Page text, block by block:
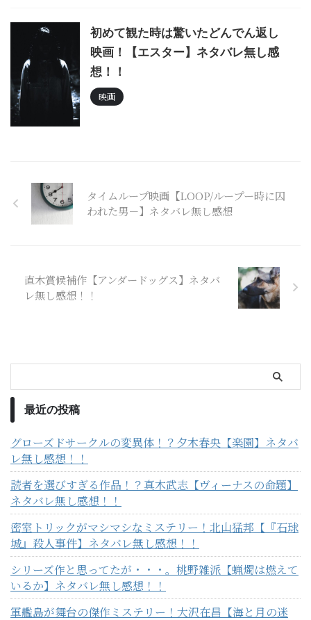
初めて観た時は驚いたどんでん返し
映画！【エスター】ネタバレ無し感
想！！
映画
タイムループ映画【LOOP/ループー時に囚
われた男－】ネタバレ無し感想
直木賞候補作【アンダードッグス】ネタバ
レ無し感想！！
最近の投稿
グローズドサークルの変異体！？夕木春央【楽園】ネタバ
レ無し感想！！
読者を選びすぎる作品！？真木武志【ヴィーナスの命題】
ネタバレ無し感想！！
密室トリックがマシマシなミステリー！北山猛邦【『石球
城』殺人事件】ネタバレ無し感想！！
シリーズ作と思ってたが・・・。桃野雑派【蝋燭は燃えて
いるか】ネタバレ無し感想！！
軍艦島が舞台の傑作ミステリー！大沢在昌【海と月の迷